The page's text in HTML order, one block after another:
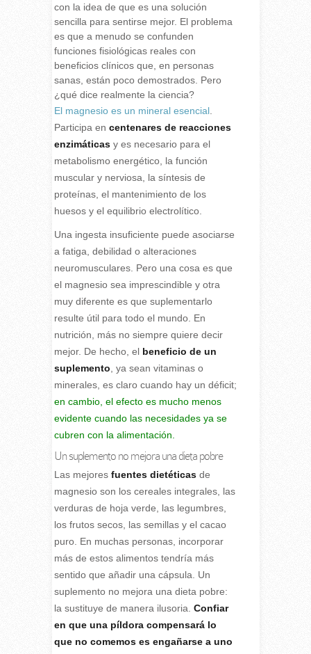
con la idea de que es una solución
sencilla para sentirse mejor. El problema
es que a menudo se confunden
funciones fisiológicas reales con
beneficios clínicos que, en personas
sanas, están poco demostrados. Pero
¿qué dice realmente la ciencia?
El magnesio es un mineral esencial.
Participa en centenares de reacciones
enzimáticasy es necesario para el
metabolismo energético, la función
muscular y nerviosa, la síntesis de
proteínas, el mantenimiento de los
huesos y el equilibrio electrolítico.
Una ingesta insuficiente puede asociarse
a fatiga, debilidad o alteraciones
neuromusculares. Pero una cosa es que
el magnesio sea imprescindible y otra
muy diferente es que suplementarlo
resulte útil para todo el mundo. En
nutrición, más no siempre quiere decir
mejor. De hecho, el beneficio de un
suplemento , ya sean vitaminas o
minerales, es claro cuando hay un déficit;
en cambio, el efecto es mucho menos
evidente cuando las necesidades ya se
cubren con la alimentación.
Un suplemento no mejora una dieta pobre
Las mejores fuentes dietéticasde
magnesio son los cereales integrales, las
verduras de hoja verde, las legumbres,
los frutos secos, las semillas y el cacao
puro. En muchas personas, incorporar
más de estos alimentos tendría más
sentido que añadir una cápsula. Un
suplemento no mejora una dieta pobre:
la sustituye de manera ilusoria. Confiar
en que una píldora compensará lo
que no comemos es engañarse a uno